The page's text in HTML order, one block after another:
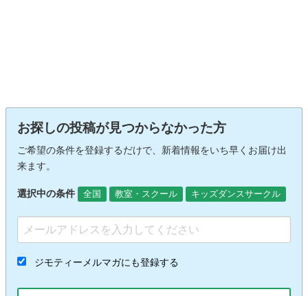
お探しの投稿が見つからなかった方
ご希望の条件を登録するだけで、新着情報をいち早くお届け出
来ます。
選択中の条件 全国 教室・スクール キッズダンスサークル
ジモティーメルマガにも登録する